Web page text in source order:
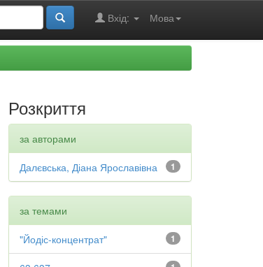
Мова
Вхід:
Розкриття
за авторами
1
Далєвська, Діана Ярославівна
за темами
1
"Йодіс-концентрат"